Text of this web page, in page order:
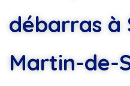
débarras à
Martin-de-